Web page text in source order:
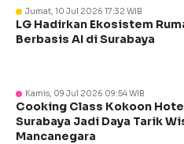
Jumat, 10 Jul 2026 17:32 WIB
LG Hadirkan Ekosistem
Berbasis AI di Surabaya
Kamis, 09 Jul 2026 09:54 WIB
Cooking Class Kokoon
Surabaya Jadi Daya Tarik
Mancanegara